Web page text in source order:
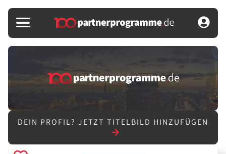
DEIN PROFIL? JETZT TITELBILD HINZUFÜGEN